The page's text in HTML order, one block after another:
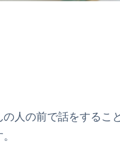
人の前で話をするこ